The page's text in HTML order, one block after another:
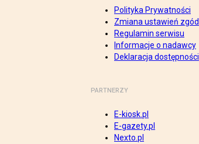
Polityka Prywatności
Zmiana ustawień zgód
Regulamin serwisu
Informacje o nadawcy
Deklaracja dostępności
PARTNERZY
E-kiosk.pl
E-gazety.pl
Nexto.pl